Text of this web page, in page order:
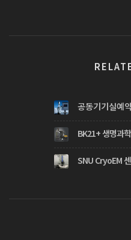
공동기기실예
BK21+ 생명과
SNU CryoEM